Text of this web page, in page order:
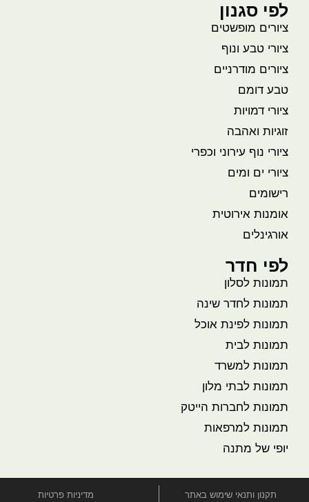
לפי סגנון
ציורים מופשטים
ציורי טבע ונוף
ציורים מודרניים
טבע דומם
ציורי דמויות
זוגיות ואהבה
ציורי נוף עירוני וכפרי
ציורי ים ומים
רישומים
אומנות אירוטית
אורגינלים
לפי חדר
תמונות לסלון
תמונות לחדר שינה
תמונות לפינת אוכל
תמונות לבית
תמונות למשרד
תמונות לבתי מלון
תמונות לחברות הייטק
תמונות למרפאות
יופי של מתנה
תקנון ותנאי שימוש באתר מדיניות פרטיות